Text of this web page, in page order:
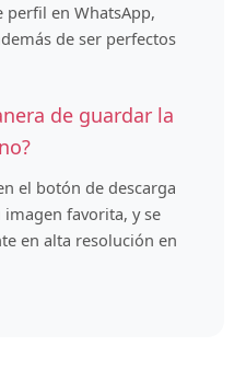
perfil en WhatsApp,
de ser perfectos
de guardar la
el botón de descarga
favorita, y se
en alta resolución en